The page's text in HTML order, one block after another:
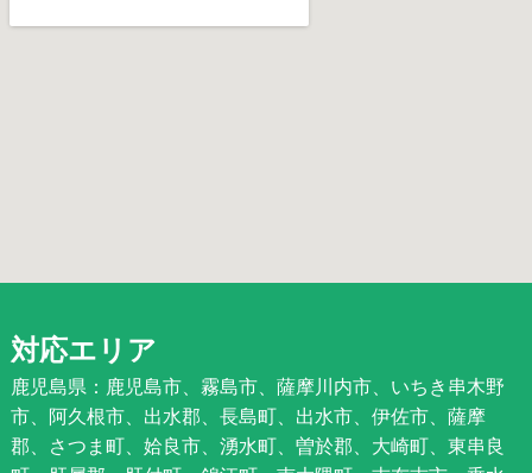
対応エリア
鹿児島県：鹿児島市、霧島市、薩摩川内市、いちき串木野
市、阿久根市、出水郡、長島町、出水市、伊佐市、薩摩
郡、さつま町、姶良市、湧水町、曽於郡、大崎町、東串良